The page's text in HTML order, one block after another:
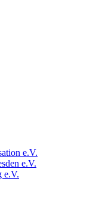
e.V.
e.V.
e.V.